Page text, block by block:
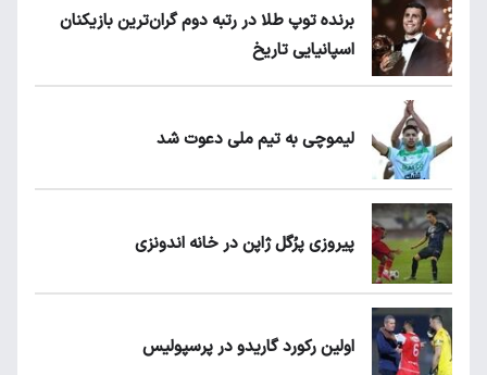
برنده توپ طلا در رتبه دوم گران‌ترین بازیکنان
اسپانیایی تاریخ
لیموچی به تیم ملی دعوت شد
پیروزی پرُگل ژاپن در خانه اندونزی
اولین رکورد گاریدو در پرسپولیس